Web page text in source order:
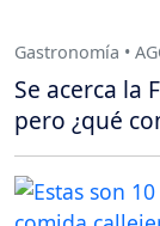
Gastronomía •
Se acerca la
pero ¿qué